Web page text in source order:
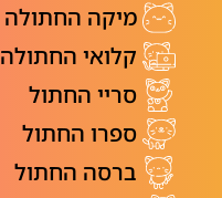
מיקה החתולה
קלואי החתולה
סריי החתול
ספרו החתול
ברסה החתול